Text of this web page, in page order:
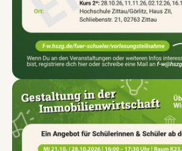
Show larger version